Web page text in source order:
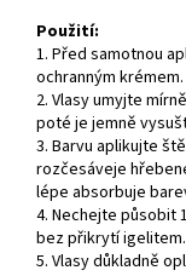
Použití:
1. Před samotnou
ochranným
2. Vlasy umyjte
poté je jemně
3. Barvu aplikujte
rozčesáveje
lépe absorbuje
4. Nechejte působit
bez přikrytí igelitem.
5. Vlasy důkladně